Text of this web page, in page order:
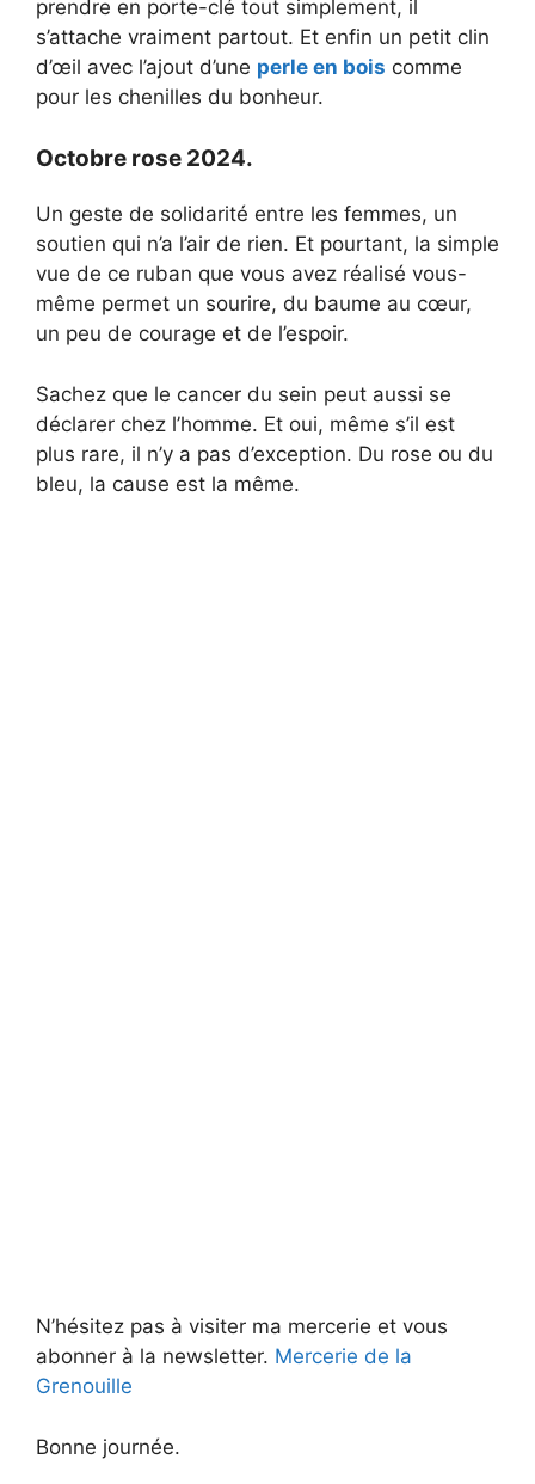
i
d
o
prendre en porte-clé tout simplement, il
s’attache vraiment partout. Et enfin un petit clin
d’œil avec l’ajout d’une perle en bois comme
pour les chenilles du bonheur.
Octobre rose 2024.
Un geste de solidarité entre les femmes, un
soutien qui n’a l’air de rien. Et pourtant, la simple
vue de ce ruban que vous avez réalisé vous-
même permet un sourire, du baume au cœur,
un peu de courage et de l’espoir.
Sachez que le cancer du sein peut aussi se
déclarer chez l’homme. Et oui, même s’il est
plus rare, il n’y a pas d’exception. Du rose ou du
bleu, la cause est la même.
N’hésitez pas à visiter ma mercerie et vous
abonner à la newsletter. Mercerie de la
Grenouille
Bonne journée.